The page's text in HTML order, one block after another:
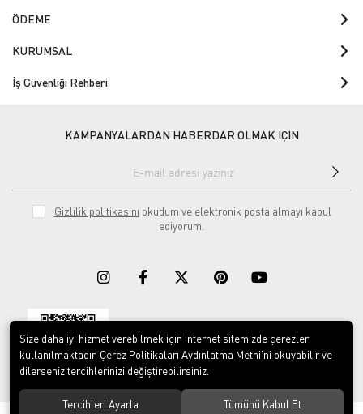
ÖDEME
KURUMSAL
İş Güvenliği Rehberi
KAMPANYALARDAN HABERDAR OLMAK İÇİN
Gizlilik politikasını okudum ve elektronik posta almayı kabul
ediyorum.
Download on the
App Store
Download on
Google play
Size daha iyi hizmet verebilmek için internet sitemizde çerezler
kullanılmaktadır. Çerez Politikaları Aydınlatma Metni’ni okuyabilir ve
dilerseniz tercihlerinizi değiştirebilirsiniz.
Tercihleri Ayarla Tümünü Kabul Et